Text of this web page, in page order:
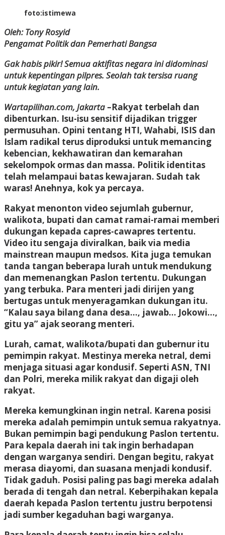
foto:istimewa
Oleh: Tony Rosyid
Pengamat Politik dan Pemerhati Bangsa
Gak habis pikir! Semua aktifitas negara ini didominasi
untuk kepentingan pilpres. Seolah tak tersisa ruang
untuk kegiatan yang lain.
Wartapilihan.com, Jakarta –Rakyat terbelah dan
dibenturkan. Isu-isu sensitif dijadikan trigger
permusuhan. Opini tentang HTI, Wahabi, ISIS dan
Islam radikal terus diproduksi untuk memancing
kebencian, kekhawatiran dan kemarahan
sekelompok ormas dan massa. Politik identitas
telah melampaui batas kewajaran. Sudah tak
waras! Anehnya, kok ya percaya.
Rakyat menonton video sejumlah gubernur,
walikota, bupati dan camat ramai-ramai memberi
dukungan kepada capres-cawapres tertentu.
Video itu sengaja diviralkan, baik via media
mainstrean maupun medsos. Kita juga temukan
tanda tangan beberapa lurah untuk mendukung
dan memenangkan Paslon tertentu. Dukungan
yang terbuka. Para menteri jadi dirijen yang
bertugas untuk menyeragamkan dukungan itu.
“Kalau saya bilang dana desa…, jawab… Jokowi…,
gitu ya” ajak seorang menteri.
Lurah, camat, walikota/bupati dan gubernur itu
pemimpin rakyat. Mestinya mereka netral, demi
menjaga situasi agar kondusif. Seperti ASN, TNI
dan Polri, mereka milik rakyat dan digaji oleh
rakyat.
Mereka kemungkinan ingin netral. Karena posisi
mereka adalah pemimpin untuk semua rakyatnya.
Bukan pemimpin bagi pendukung Paslon tertentu.
Para kepala daerah ini tak ingin berhadapan
dengan warganya sendiri. Dengan begitu, rakyat
merasa diayomi, dan suasana menjadi kondusif.
Tidak gaduh. Posisi paling pas bagi mereka adalah
berada di tengah dan netral. Keberpihakan kepala
daerah kepada Paslon tertentu justru berpotensi
jadi sumber kegaduhan bagi warganya.